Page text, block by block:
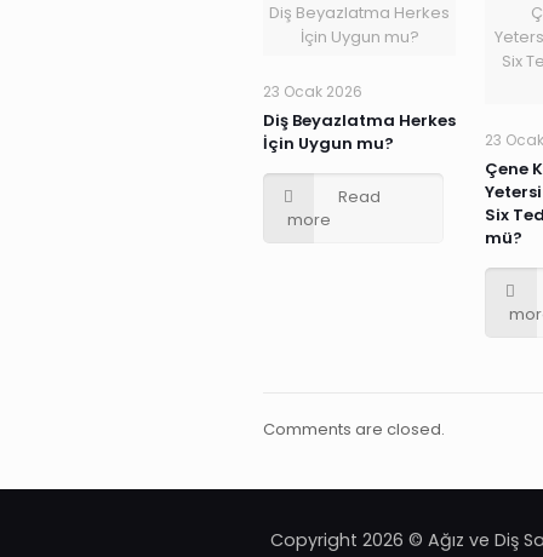
Diş Beyazlatma Herkes
İçin Uygun mu?
23 Ocak 2026
Diş Beyazlatma Herkes
İçin Uygun mu?
Read
more
Six
23
Çene
Six
mü?
Comments are closed.
Copyright 2026 © Ağız ve Diş